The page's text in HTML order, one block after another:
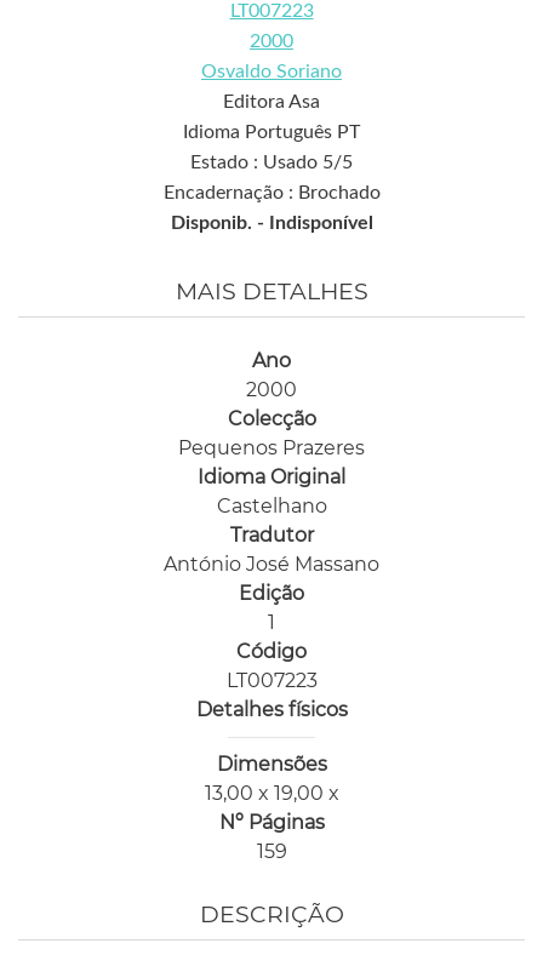
LT007223
2000
Osvaldo Soriano
Editora Asa
Idioma Português PT
Estado : Usado 5/5
Encadernação : Brochado
Disponib. -
Indisponível
MAIS DETALHES
Ano
2000
Colecção
Pequenos Prazeres
Idioma Original
Castelhano
Tradutor
António José Massano
Edição
1
Código
LT007223
Detalhes físicos
Dimensões
13,00 x 19,00 x
Nº Páginas
159
DESCRIÇÃO